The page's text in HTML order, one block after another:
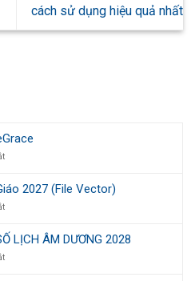
cách sử dụng hiệu quả nhất
ở
CoupDeGrace
2027 (File Vector)
ở
Số
Lịch
Công
LỊCH ÂM DƯƠNG 2028
ở